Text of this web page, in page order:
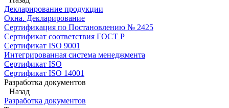
Декларирование продукции
Окна. Декларирование
Сертификация по Постановлению № 2425
Сертификат соответствия ГОСТ Р
Сертификат ISO 9001
Интегрированная система менеджмента
Сертификат ISO
Сертификат ISO 14001
Разработка документов
Назад
Разработка документов